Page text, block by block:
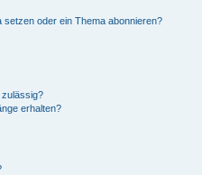
oder ein Thema abonnieren?
zulässig?
erhalten?